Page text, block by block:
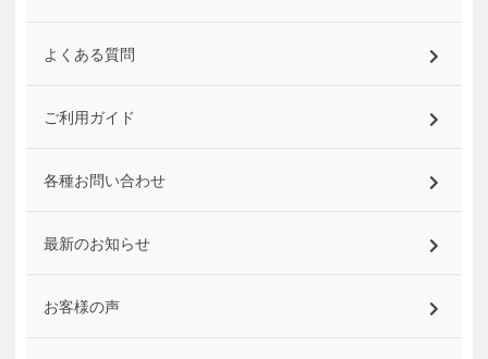
よくある質問
ご利用ガイド
各種お問い合わせ
最新のお知らせ
お客様の声